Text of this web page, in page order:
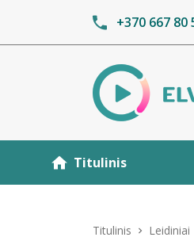
+370 667 80
Titulinis
Titulinis Leidiniai